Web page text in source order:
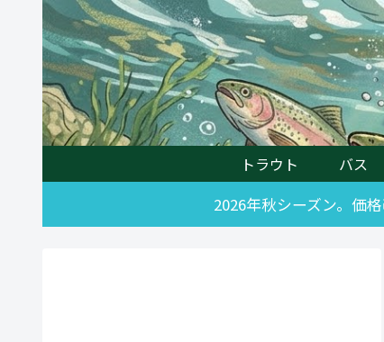
トラウト バス
2026年秋シーズン。価